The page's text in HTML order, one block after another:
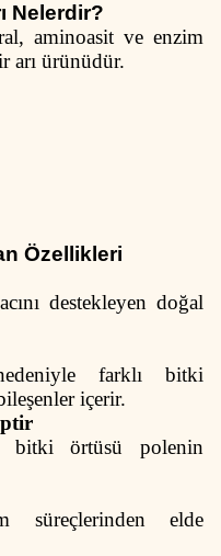
Nelerdir?
aminoasit ve enzim
arı ürünüdür.
Özellikleri
destekleyen doğal
farklı bitki
içerir.
bitki örtüsü polenin
süreçlerinden elde